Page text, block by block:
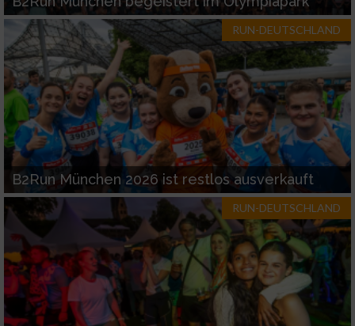
RUN-DEUTSCHLAND
B2Run München 2026 ist restlos ausverkauft
RUN-DEUTSCHLAND